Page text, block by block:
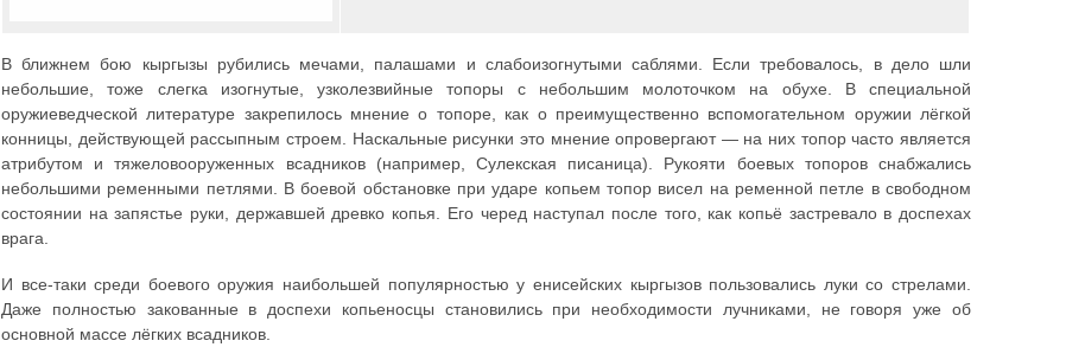
В ближнем бою кыргызы рубились мечами, палашами и слабоизогнутыми саблями. Если требовалось, в дело шли
небольшие, тоже слегка изогнутые, узколезвийные топоры с небольшим молоточком на обухе. В специальной
оружиеведческой литературе закрепилось мнение о топоре, как о преимущественно вспомогательном оружии лёгкой
конницы, действующей рассыпным строем. Наскальные рисунки это мнение опровергают — на них топор часто является
атрибутом и тяжеловооруженных всадников (например, Сулекская писаница). Рукояти боевых топоров снабжались
небольшими ременными петлями. В боевой обстановке при ударе копьем топор висел на ременной петле в свободном
состоянии на запястье руки, державшей древко копья. Его черед наступал после того, как копьё застревало в доспехах
врага.
И все-таки среди боевого оружия наибольшей популярностью у енисейских кыргызов пользовались луки со стрелами.
Даже полностью закованные в доспехи копьеносцы становились при необходимости лучниками, не говоря уже об
основной массе лёгких всадников.